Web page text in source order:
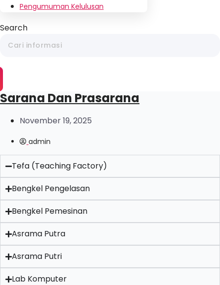
Pengumuman Kelulusan
Search
Sarana Dan Prasarana
November 19, 2025
admin
Tefa (Teaching Factory)
Bengkel Pengelasan
Bengkel Pemesinan
Asrama Putra
Asrama Putri
Lab Komputer